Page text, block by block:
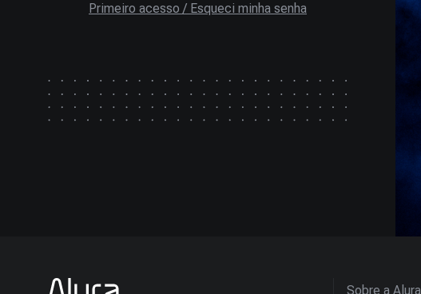
Primeiro acesso / Esqueci minha senha
Sobre a Alura